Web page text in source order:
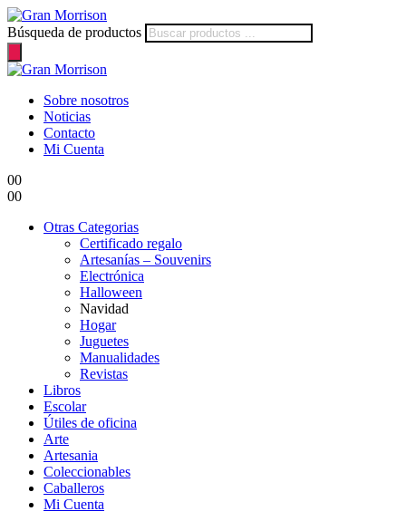
Búsqueda de productos
Sobre nosotros
Noticias
Contacto
Mi Cuenta
00
00
Otras Categorias
Certificado regalo
Artesanías – Souvenirs
Electrónica
Halloween
Navidad
Hogar
Juguetes
Manualidades
Revistas
Libros
Escolar
Útiles de oficina
Arte
Artesania
Coleccionables
Caballeros
Mi Cuenta